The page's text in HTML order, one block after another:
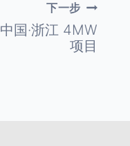
下一步
中国·浙江 4MW
项目